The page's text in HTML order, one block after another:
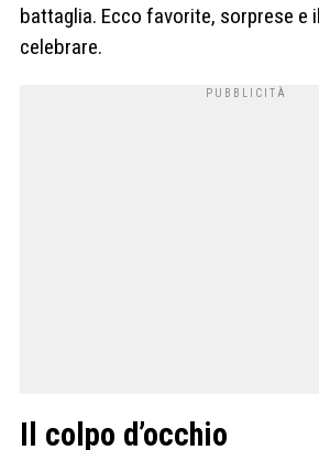
battaglia. Ecco favorite, sorprese e
celebrare.
Il colpo d’occhio